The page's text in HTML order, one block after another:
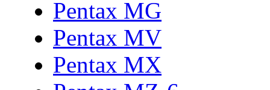
Pentax MG
Pentax MV
Pentax MX